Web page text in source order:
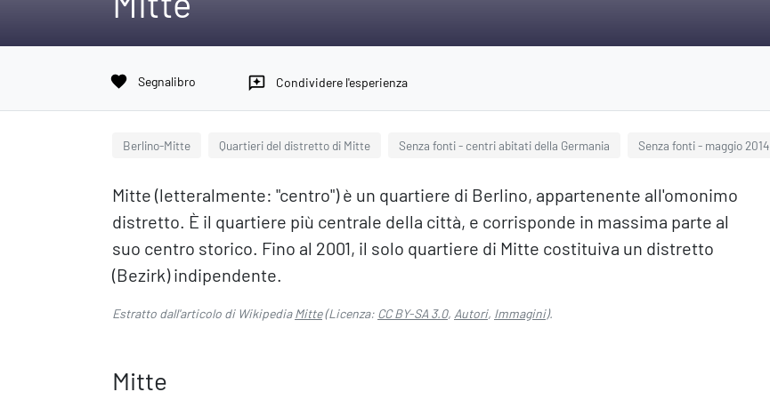
favorite Segnalibro reviews Condividere l'esperienza
Berlino-Mitte Quartieri del distretto di Mitte Senza fonti - centri abitati della Germania Senza fonti - maggio 2014
Mitte (letteralmente: "centro") è un quartiere di Berlino, appartenente all'omonimo
distretto. È il quartiere più centrale della città, e corrisponde in massima parte al
suo centro storico. Fino al 2001, il solo quartiere di Mitte costituiva un distretto
(Bezirk) indipendente.
Estratto dall'articolo di WikipediaMitte(Licenza: CC BY-SA 3.0, Autori, Immagini).
Mitte